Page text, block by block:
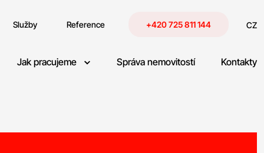
Služby Reference +420 725 811 144 CZ
Jak pracujeme Správa nemovitostí Kontakty